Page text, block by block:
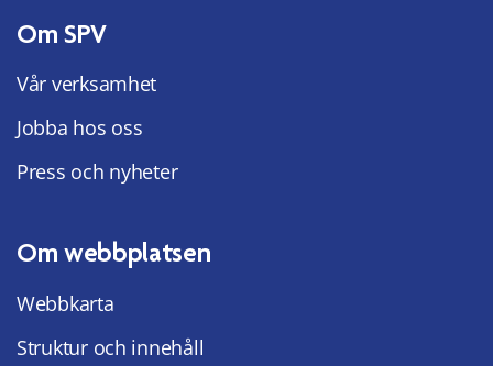
Om SPV
Vår verksamhet
Jobba hos oss
Press och nyheter
Om webbplatsen
Webbkarta
Struktur och innehåll